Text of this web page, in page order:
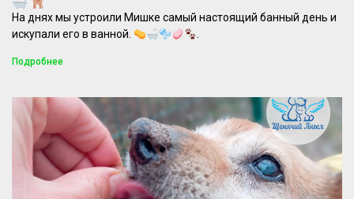
На днях мы устроили Мишке самый настоящий банный день и
искупали его в ванной.
.
Подробнее